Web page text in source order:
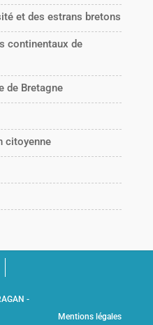
et des estrans bretons
continentaux de
de Bretagne
citoyenne
-
Mentions légales